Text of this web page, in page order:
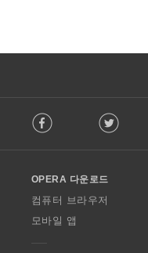
o
w
O
p
Facebook Twitter
OPERA 다운로드
컴퓨터 브라우저
모바일 앱